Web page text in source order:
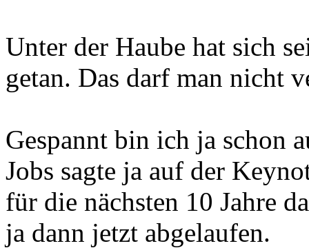
Unter der Haube hat sich
getan. Das darf man nicht
Gespannt bin ich ja schon
Jobs sagte ja auf der
für die nächsten 10 Jahre
ja dann jetzt abgelaufen.